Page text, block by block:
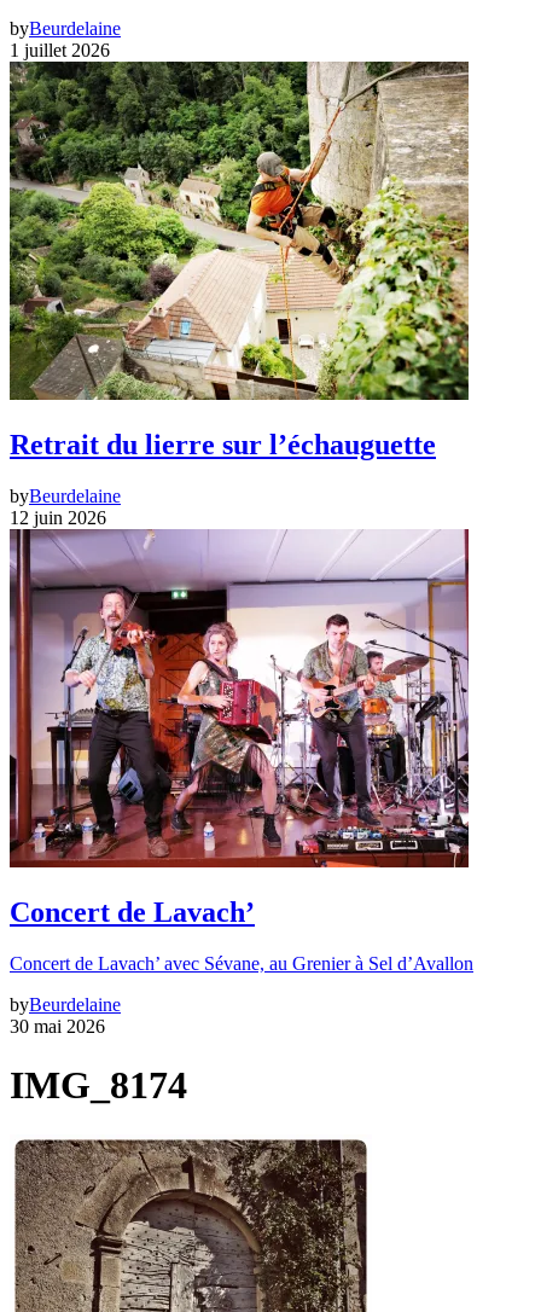
byBeurdelaine
1 juillet 2026
Retrait du lierre sur l’échauguette
byBeurdelaine
12 juin 2026
Concert de Lavach’
Concert de Lavach’ avec Sévane, au Grenier à Sel d’Avallon
byBeurdelaine
30 mai 2026
IMG_8174